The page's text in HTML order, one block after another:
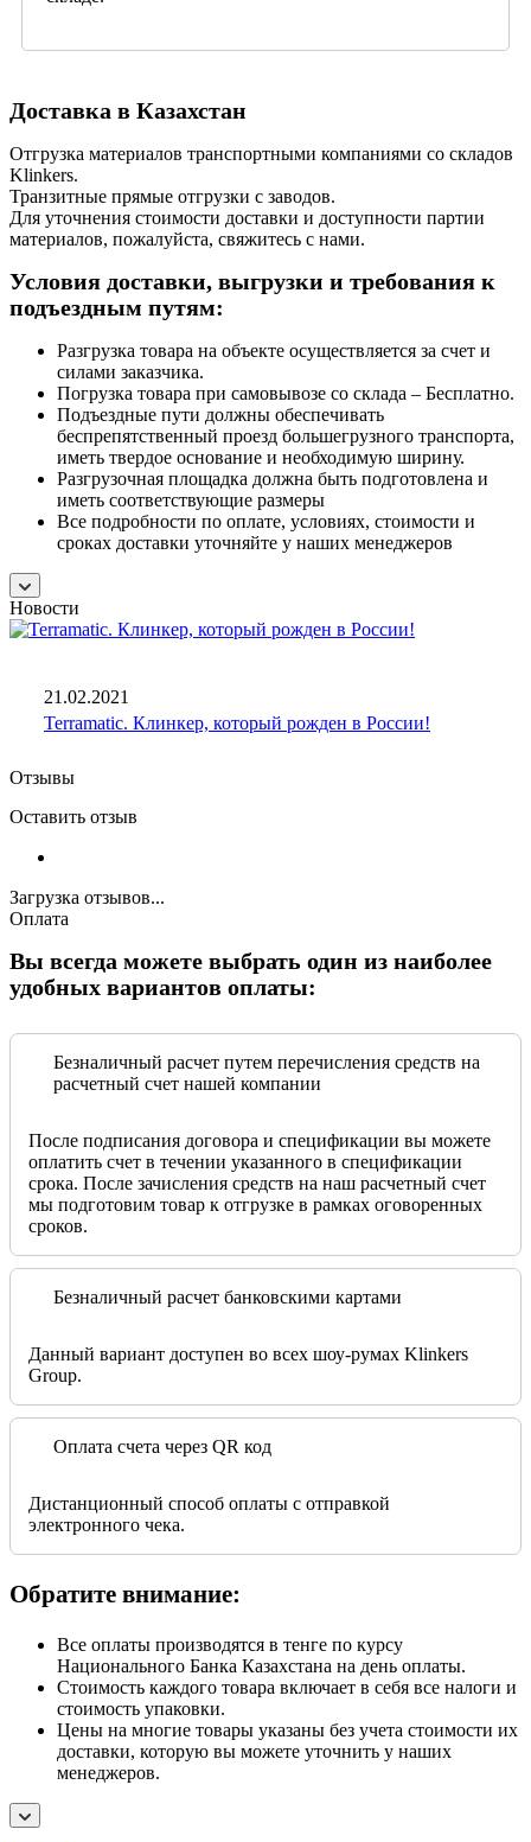
Доставка в Казахстан
Отгрузка материалов транспортными компаниями со складов
Klinkers.
Транзитные прямые отгрузки с заводов.
Для уточнения стоимости доставки и доступности партии
материалов, пожалуйста, свяжитесь с нами.
Условия доставки, выгрузки и требования к
подъездным путям:
Разгрузка товара на объекте осуществляется за счет и
силами заказчика.
Погрузка товара при самовывозе со склада – Бесплатно.
Подъездные пути должны обеспечивать
беспрепятственный проезд большегрузного транспорта,
иметь твердое основание и необходимую ширину.
Разгрузочная площадка должна быть подготовлена и
иметь соответствующие размеры
Все подробности по оплате, условиях, стоимости и
сроках доставки уточняйте у наших менеджеров
Новости
21.02.2021
Terramatic. Клинкер, который рожден в России!
Отзывы
Оставить отзыв
Загрузка отзывов...
Оплата
Вы всегда можете выбрать один из наиболее
удобных вариантов оплаты:
Безналичный расчет путем перечисления средств на
расчетный счет нашей компании
После подписания договора и спецификации вы можете
оплатить счет в течении указанного в спецификации
срока. После зачисления средств на наш расчетный счет
мы подготовим товар к отгрузке в рамках оговоренных
сроков.
Безналичный расчет банковскими картами
Данный вариант доступен во всех шоу-румах Klinkers
Group.
Оплата счета через QR код
Дистанционный способ оплаты с отправкой
электронного чека.
Обратите внимание:
Все оплаты производятся в тенге по курсу
Национального Банка Казахстана на день оплаты.
Стоимость каждого товара включает в себя все налоги и
стоимость упаковки.
Цены на многие товары указаны без учета стоимости их
доставки, которую вы можете уточнить у наших
менеджеров.